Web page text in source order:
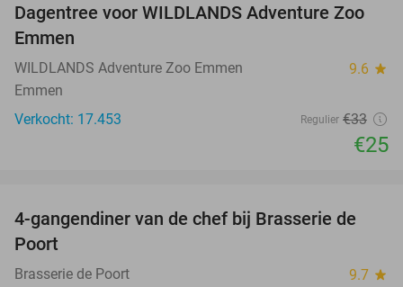
24%
Dagentree voor WILDLANDS Adventure Zoo
Emmen
WILDLANDS Adventure Zoo Emmen 9.6 star
Emmen
Verkocht: 17.453
Regulier €33
€25
31%
4-gangendiner van de chef bij Brasserie de
Poort
Brasserie de Poort 9.7 star